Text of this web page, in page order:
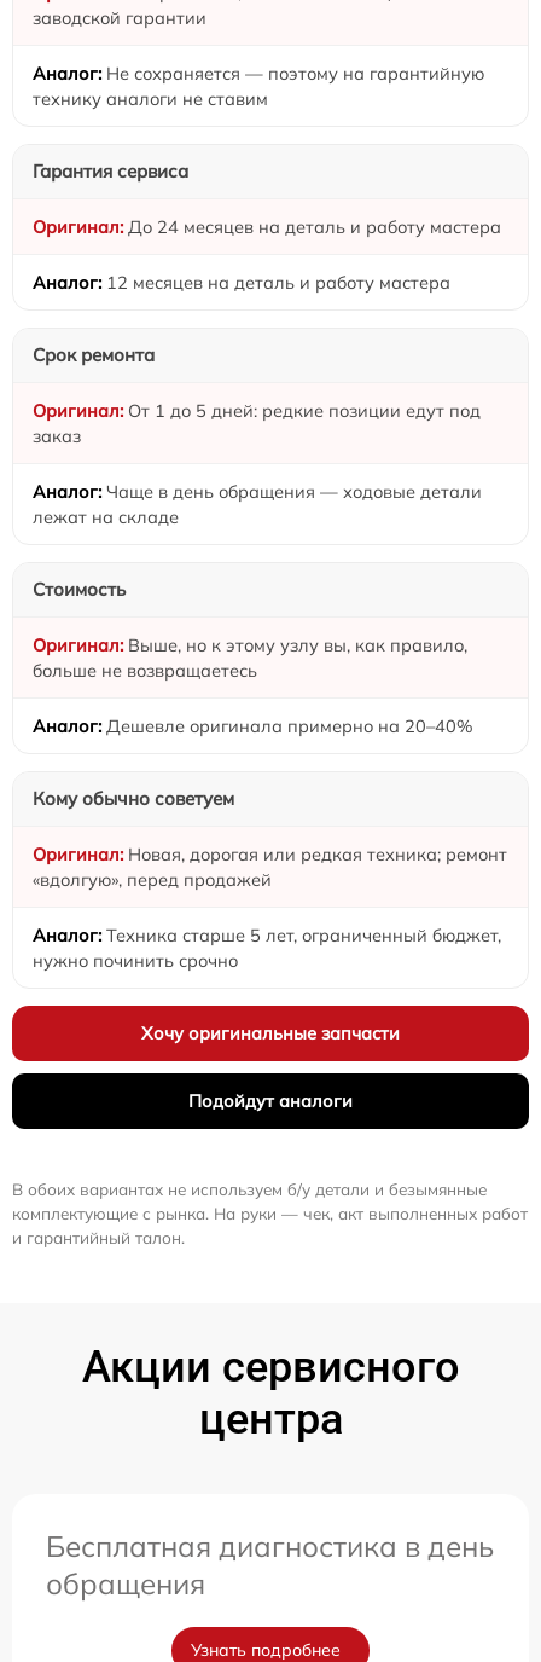
заводской гарантии
Не сохраняется — поэтому на гарантийную
технику аналоги не ставим
Гарантия сервиса
До 24 месяцев на деталь и работу мастера
12 месяцев на деталь и работу мастера
Срок ремонта
От 1 до 5 дней: редкие позиции едут под
заказ
Чаще в день обращения — ходовые детали
лежат на складе
Стоимость
Выше, но к этому узлу вы, как правило,
больше не возвращаетесь
Дешевле оригинала примерно на 20–40%
Кому обычно советуем
Новая, дорогая или редкая техника; ремонт
«вдолгую», перед продажей
Техника старше 5 лет, ограниченный бюджет,
нужно починить срочно
Хочу оригинальные запчасти
Подойдут аналоги
В обоих вариантах не используем б/у детали и безымянные
комплектующие с рынка. На руки — чек, акт выполненных работ
и гарантийный талон.
Акции сервисного
центра
Бесплатная диагностика в день
обращения
Узнать подробнее